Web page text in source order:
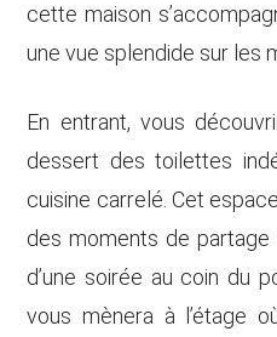
cette maison
une vue splendide sur les
En entrant, vous
dessert des toilettes
cuisine carrelé. Cet
des moments de partage
d’une soirée au coin du
vous mènera à l’étage